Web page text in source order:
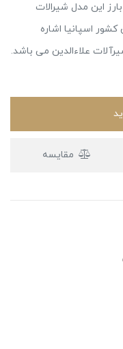
این مدل شیرالات
اسپانیا اشاره
علاءالدین می باشد.
مقایسه